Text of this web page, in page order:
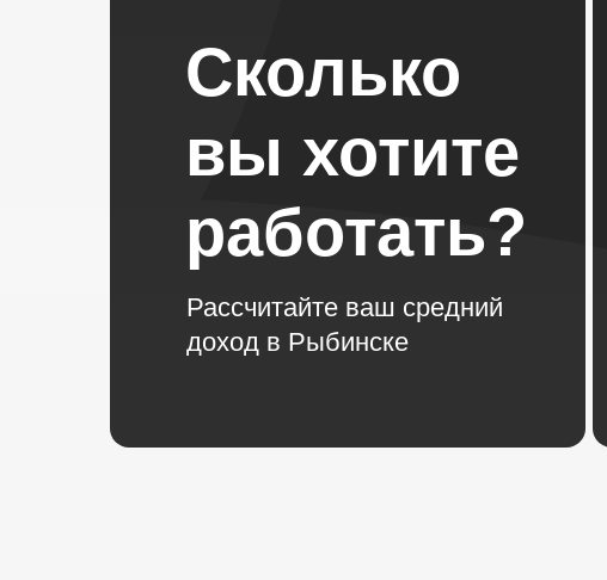
Сколько
вы хотите
работать?
Рассчитайте ваш средний
доход в Рыбинске